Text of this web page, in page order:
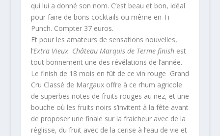
qui lui a donné son nom. C’est beau et bon, idéal
pour faire de bons cocktails ou même en Ti
Punch. Compter 37 euros.
Et pour les amateurs de sensations nouvelles,
l’Extra Vieux Château Marquis de Terme finish est
tout bonnement une des révélations de l’année.
Le finish de 18 mois en fût de ce vin rouge Grand
Cru Classé de Margaux offre à ce rhum agricole
de superbes notes de fruits rouges au nez, et une
bouche où les fruits noirs s’invitent à la fête avant
de proposer une finale sur la fraicheur avec de la
réglisse, du fruit avec de la cerise à l’eau de vie et